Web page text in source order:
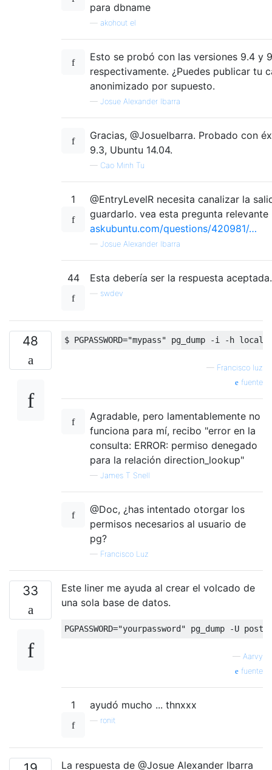
para dbname
akohout el
Esto se probó con las versiones 9.4 y
respectivamente. ¿Puedes publicar tu
anonimizado por supuesto.
— Josue Alexander Ibarra
Gracias, @JosueIbarra. Probado con
9.3, Ubuntu 14.04.
— Cao Minh Tu
1
@EntryLevelR necesita canalizar la
guardarlo. vea esta pregunta relevante
askubuntu.com/questions/420981/…
— Josue Alexander Ibarra
44 Esta debería ser la respuesta
swdev
48 $ PGPASSWORD="mypass" pg_dump -i -h
— Francisco luz
fuente
Agradable, pero lamentablemente no
funciona para mí, recibo "error en la
consulta: ERROR: permiso denegado
para la relación direction_lookup"
— James T Snell
@Doc, ¿has intentado otorgar los
permisos necesarios al usuario de
pg?
— Francisco Luz
33
Este liner me ayuda al crear el volcado de
una sola base de datos.
PGPASSWORD="yourpassword" pg_dump -U
— Aarvy
fuente
1 ayudó mucho ... thnxxx
ronit
La respuesta de @Josue Alexander Ibarra